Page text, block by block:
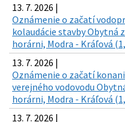
13. 7. 2026 |
Oznámenie o začatí
kolaudácie stavby Obytná
horárni, Modra - Kráľová
13. 7. 2026 |
Oznámenie o začatí
verejného vodovodu
horárni, Modra - Kráľová
13. 7. 2026 |